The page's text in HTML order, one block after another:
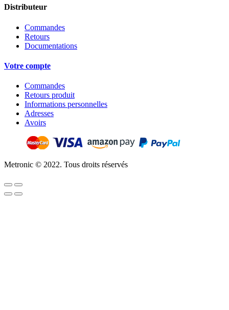
Distributeur
Commandes
Retours
Documentations
Votre compte
Commandes
Retours produit
Informations personnelles
Adresses
Avoirs
Metronic © 2022. Tous droits réservés